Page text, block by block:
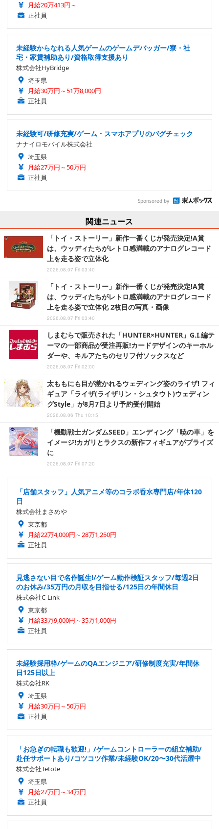
月給20万413円～
正社員
未経験からなれる人気ゲームのゲームデバッガー/寮・社
宅・家賃補助あり/資格取得支援あり
株式会社HyBridge
埼玉県
月給30万円～51万8,000円
正社員
未経験可/研修充実/ゲーム・スマホアプリのバグチェック
ナナイロモバイル株式会社
埼玉県
月給27万円～50万円
正社員
Sponsored by
関連ニュース
「トイ・ストーリー」新作一番くじが発売決定!A賞
は、ウッディたちがレトロ感満載のアナログレコード
上を走る姿で立体化
2026.08.07 Fri 03:40
「トイ・ストーリー」新作一番くじが発売決定!A賞
は、ウッディたちがレトロ感満載のアナログレコード
上を走る姿で立体化 2枚目の写真・画像
2026.08.07 Fri 03:40
しまむらで販売された「HUNTER×HUNTER」G.I.編テ
ーマの一部商品が受注再販!カードデザインのキーホル
ダーや、キルアたちのセリフ付ソックスなど
2026.08.07 Fri 02:00
太ももにも目が惹かれるウェディング姿のライザ! フィ
ギュア「ライザ(ライザリン・シュタウト)ウェディン
グStyle」が8月7日より予約受付開始
2026.08.06 Thu 10:15
「機動戦士ガンダムSEED」エンディング「暁の車」を
イメージ!カガリとラクスの新作フィギュアがプライズ
に
2026.08.07 Fri 07:20
「店舗スタッフ」人気アニメ等のコラボ香水専門店/年休120
日
株式会社まさめや
東京都
月給22万4,000円～28万1,250円
正社員
見逃さない目で名作誕生!/ゲーム動作検証スタッフ/毎週2日
のお休み/35万円の月収を目指せる/125日の年間休日
株式会社C-Link
東京都
月給33万9,000円～35万1,000円
正社員
未経験採用枠/ゲームのQAエンジニア/研修制度充実/年間休
日125日以上
株式会社RK
埼玉県
月給30万円～50万円
正社員
「お急ぎの転職も歓迎!」/ゲームコントローラーの組立補助/
赴任サポートあり/コツコツ作業/未経験OK/20〜30代活躍中
株式会社Tetote
埼玉県
月給27万円～34万円
正社員